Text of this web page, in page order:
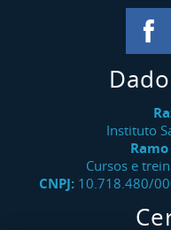
Instituto
Cursos e
CNPJ: 10.718.480/